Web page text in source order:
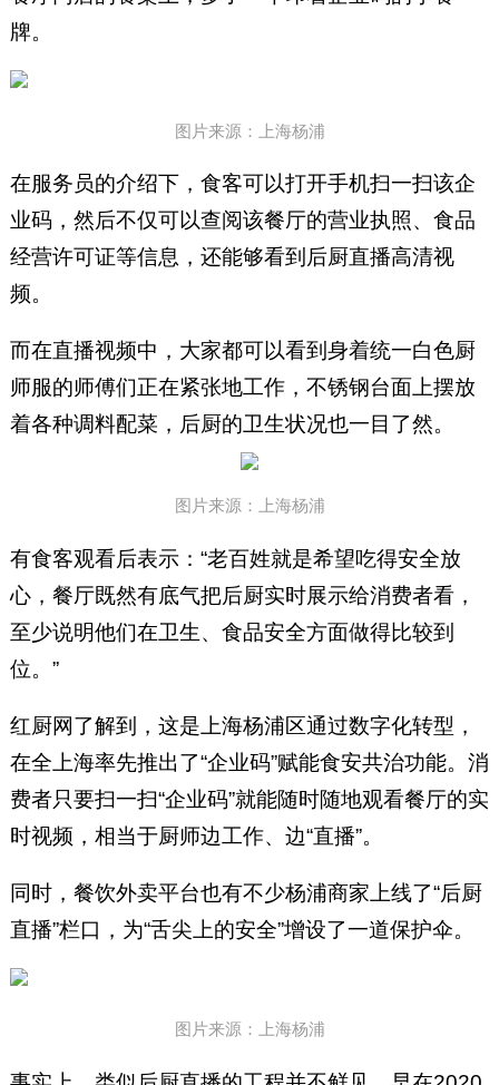
牌。
图片来源：上海杨浦
在服务员的介绍下，食客可以打开手机扫一扫该企
业码，然后不仅可以查阅该餐厅的营业执照、食品
经营许可证等信息，还能够看到后厨直播高清视
频。
而在直播视频中，大家都可以看到身着统一白色厨
师服的师傅们正在紧张地工作，不锈钢台面上摆放
着各种调料配菜，后厨的卫生状况也一目了然。
图片来源：上海杨浦
有食客观看后表示：“老百姓就是希望吃得安全放
心，餐厅既然有底气把后厨实时展示给消费者看，
至少说明他们在卫生、食品安全方面做得比较到
位。”
红厨网了解到，这是上海杨浦区通过数字化转型，
在全上海率先推出了“企业码”赋能食安共治功能。消
费者只要扫一扫“企业码”就能随时随地观看餐厅的实
时视频，相当于厨师边工作、边“直播”。
同时，餐饮外卖平台也有不少杨浦商家上线了“后厨
直播”栏口，为“舌尖上的安全”增设了一道保护伞。
图片来源：上海杨浦